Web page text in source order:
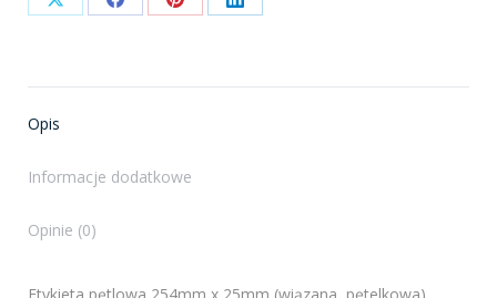
Share
X
Share
Facebook
Share
Pinterest
Share
LinkedIn
Opis
Informacje dodatkowe
Opinie (0)